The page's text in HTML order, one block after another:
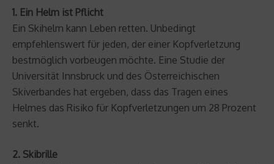
1. Ein Helm ist Pflicht
Ein Skihelm kann Leben retten. Unbedingt
empfehlenswert für jeden, der einer Kopfverletzung
bestmöglich vorbeugen möchte. Eine Studie der
Universität Innsbruck und des Österreichischen
Skiverbandes hat ergeben, dass das Tragen eines
Helmes das Risiko für Kopfverletzungen um 28 Prozent
senkt.
2. Skibrille